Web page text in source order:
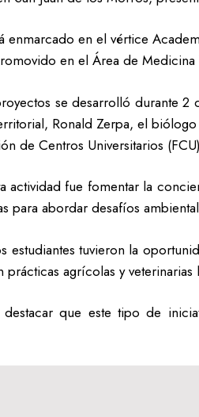
enmarcado en el vértice
en el Área de Medicina
se desarrolló durante
Ronald Zerpa, el
de Centros Universitarios
actividad fue fomentar la
para abordar desafíos
estudiantes tuvieron la
agrícolas y veterinarias
destacar que este tipo de